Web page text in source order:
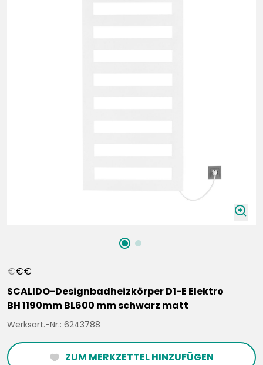
zoomIn
€€€
SCALIDO-Designbadheizkörper D1-E Elektro
BH 1190mm BL600 mm schwarz matt
Werksart.-Nr.: 6243788
heartFilled ZUM MERKZETTEL HINZUFÜGEN